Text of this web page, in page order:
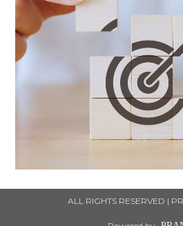
ALL RIGHTS RESERVED |